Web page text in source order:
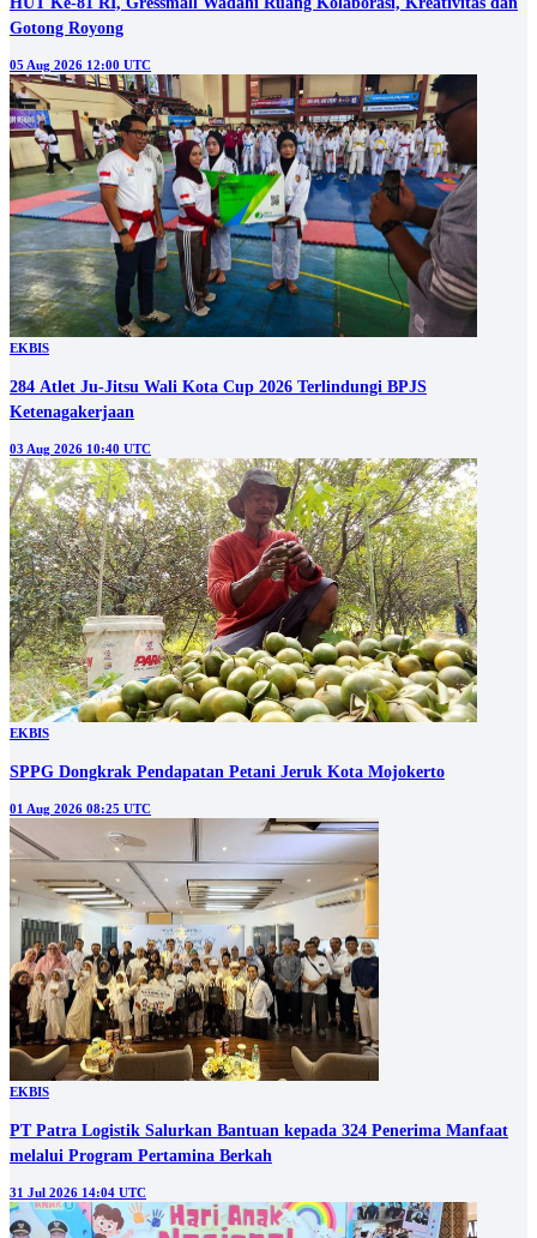
Gotong Royong
05 Aug 2026 12:00 UTC
EKBIS
284 Atlet Ju-Jitsu Wali Kota Cup 2026 Terlindungi BPJS
Ketenagakerjaan
03 Aug 2026 10:40 UTC
EKBIS
SPPG Dongkrak Pendapatan Petani Jeruk Kota Mojokerto
01 Aug 2026 08:25 UTC
EKBIS
PT Patra Logistik Salurkan Bantuan kepada 324 Penerima Manfaat
melalui Program Pertamina Berkah
31 Jul 2026 14:04 UTC